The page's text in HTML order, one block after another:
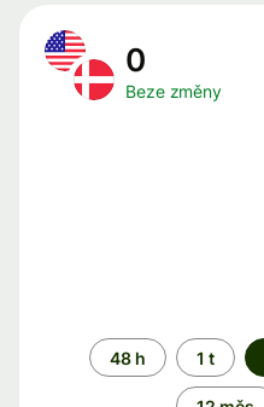
0
Beze změny
Časové
období
48 h 1 t